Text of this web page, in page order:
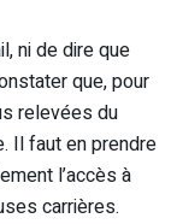
ni de dire que
que, pour
relevées du
Il faut en prendre
l’accès à
carrières.